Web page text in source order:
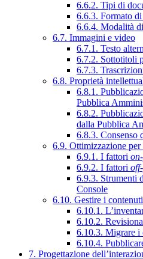
6.6.2. Tipi di
6.6.3. Formato
6.6.4. Modalità
6.7. Immagini e video
6.7.1. Testo
6.7.2. Sottotitoli
6.7.3.
6.8. Proprietà
6.8.1.
Pubblica
6.8.2.
dalla Pubblica
6.8.3. Consenso
6.9. Ottimizzazione
6.9.1. I fattori
6.9.2. I fattori
6.9.3. Strumenti
Console
6.10. Gestire i contenuti
6.10.1.
6.10.2.
6.10.3. Migrare i
6.10.4.
7. Progettazione